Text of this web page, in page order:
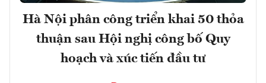
Hà Nội phân công triển khai 50 thỏa
thuận sau Hội nghị công bố Quy
hoạch và xúc tiến đầu tư